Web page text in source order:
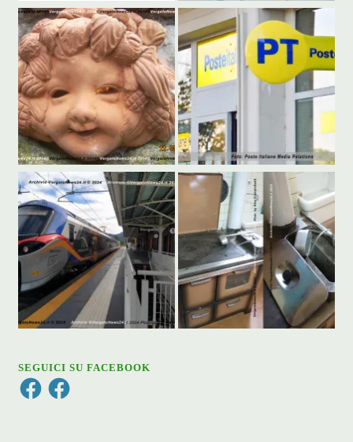
SEGUICI SU FACEBOOK
FacebookFacebook